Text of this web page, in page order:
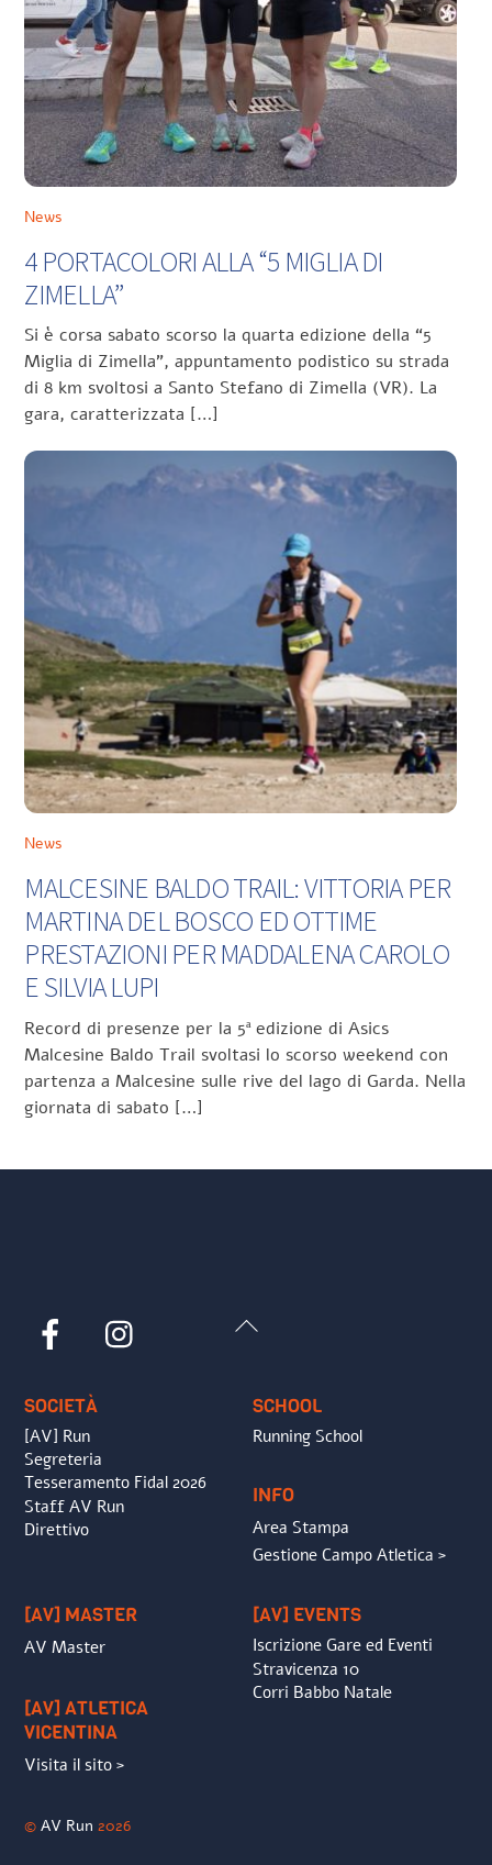
News
4 PORTACOLORI ALLA “5 MIGLIA DI
ZIMELLA”
Si è corsa sabato scorso la quarta edizione della “5
Miglia di Zimella”, appuntamento podistico su strada
di 8 km svoltosi a Santo Stefano di Zimella (VR). La
gara, caratterizzata […]
News
MALCESINE BALDO TRAIL: VITTORIA PER
MARTINA DEL BOSCO ED OTTIME
PRESTAZIONI PER MADDALENA CAROLO
E SILVIA LUPI
Record di presenze per la 5ª edizione di Asics
Malcesine Baldo Trail svoltasi lo scorso weekend con
partenza a Malcesine sulle rive del lago di Garda. Nella
giornata di sabato […]
Back
Facebook
SOCIETÀ
[AV] Run
Segreteria
Tesseramento Fidal 2026
Staff AV Run
Direttivo
SCHOOL
Running School
INFO
Area Stampa
Gestione Campo Atletica >
[AV] MASTER
AV Master
[AV] ATLETICA
VICENTINA
Visita il sito >
[AV] EVENTS
Iscrizione Gare ed Eventi
Stravicenza 10
Corri Babbo Natale
©AV Run 2026